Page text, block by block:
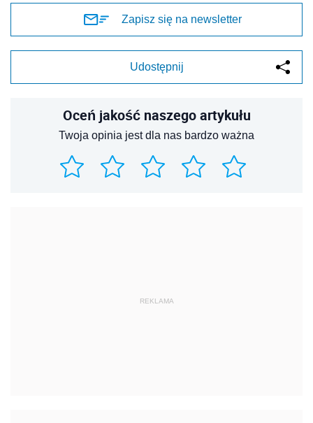
Zapisz się na newsletter
Udostępnij
Oceń jakość naszego artykułu
Twoja opinia jest dla nas bardzo ważna
REKLAMA